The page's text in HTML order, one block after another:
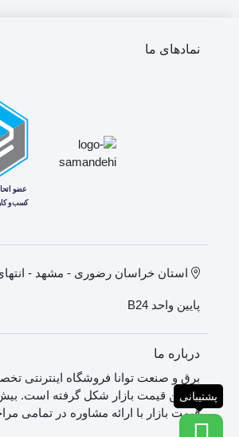
نمادهای ما
پایین واحد B24
درباره ما
برق و صنعت توانا فروشگاه اینترنتی
بهترین قیمت بازار شکل گرفته است.
قیمت بازار با ارائه مشاوره در تمامی
پشتیبانی